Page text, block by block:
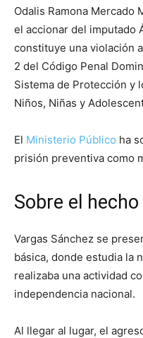
Odalis Ramona Mercado
el accionar del imputado
constituye una violación
2 del Código Penal
Sistema de Protección y
Niños, Niñas y
El Ministerio Público ha
prisión preventiva como
Sobre el hecho
Vargas Sánchez se
básica, donde estudia la
realizaba una actividad
independencia nacional.
Al llegar al lugar, el